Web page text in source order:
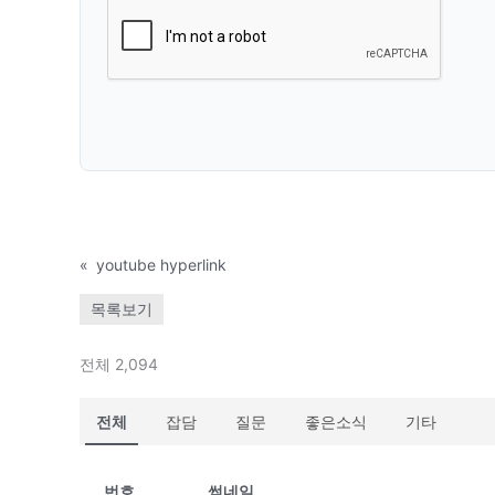
« youtube hyperlink
목록보기
전체 2,094
전체 잡담 질문 좋은소식 기타
번호 썸네일